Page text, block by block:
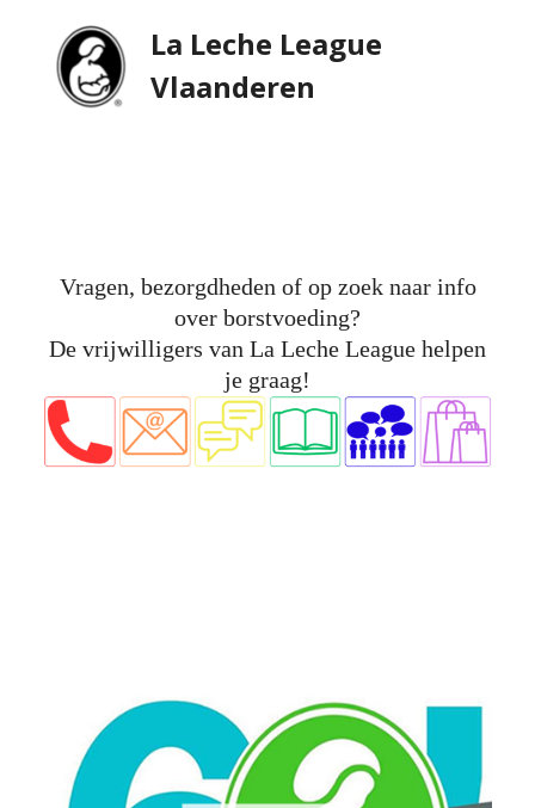
content
La Leche League
Vlaanderen
Open
mobile
menu
Close
mobile
menu
Vragen, bezorgdheden of op zoek naar info
over borstvoeding?
De vrijwilligers van La Leche League helpen
je graag!